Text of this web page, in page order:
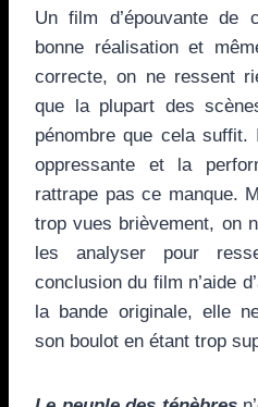
Un film d’épouvante de
bonne réalisation et
correcte, on ne ressent
que la plupart des
pénombre que cela suffit.
oppressante et la
rattrape pas ce manque.
trop vues brièvement, on
les analyser pour
conclusion du film n’aide
la bande originale, elle
son boulot en étant trop